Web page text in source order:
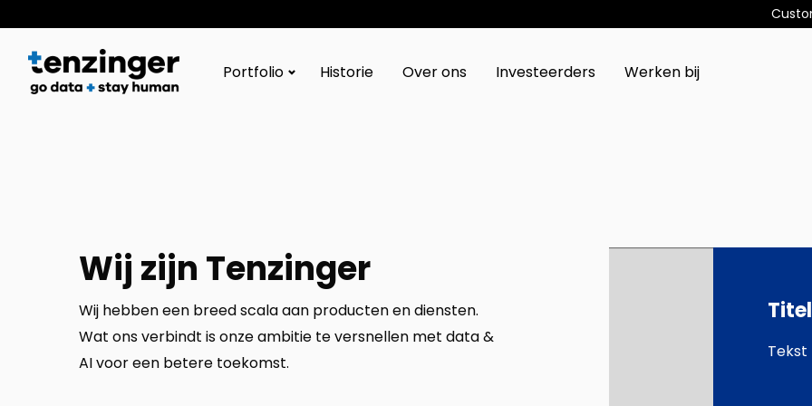
Portfolio Historie Over ons Investeerders Werken bij
Wij zijn Tenzinger
Wij hebben een breed scala aan producten en diensten.
Wat ons verbindt is onze ambitie te versnellen met data &
AI voor een betere toekomst.